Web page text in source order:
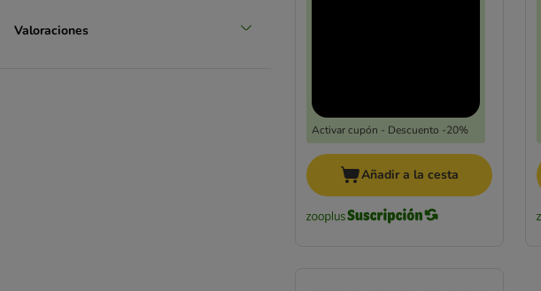
Valoraciones
Activar cupón - Descuento -20%
Añadir a la cesta